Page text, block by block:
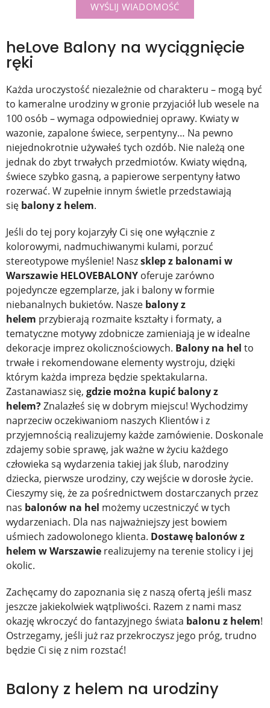
WYŚLIJ WIADOMOŚĆ
heLove Balony na wyciągnięcie
ręki
Każda uroczystość niezależnie od charakteru – mogą być
to kameralne urodziny w gronie przyjaciół lub wesele na
100 osób – wymaga odpowiedniej oprawy. Kwiaty w
wazonie, zapalone świece, serpentyny… Na pewno
niejednokrotnie używałeś tych ozdób. Nie należą one
jednak do zbyt trwałych przedmiotów. Kwiaty więdną,
świece szybko gasną, a papierowe serpentyny łatwo
rozerwać. W zupełnie innym świetle przedstawiają
się balony z helem.
Jeśli do tej pory kojarzyły Ci się one wyłącznie z
kolorowymi, nadmuchiwanymi kulami, porzuć
stereotypowe myślenie! Naszsklep z balonami w
Warszawie HELOVEBALONY oferuje zarówno
pojedyncze egzemplarze, jak i balony w formie
niebanalnych bukietów. Nasze balony z
helem przybierają rozmaite kształty i formaty, a
tematyczne motywy zdobnicze zamieniają je w idealne
dekoracje imprez okolicznościowych. Balony na hel to
trwałe i rekomendowane elementy wystroju, dzięki
którym każda impreza będzie spektakularna.
Zastanawiasz się, gdzie można kupić balony z
helem?Znalazłeś się w dobrym miejscu! Wychodzimy
naprzeciw oczekiwaniom naszych Klientów i z
przyjemnością realizujemy każde zamówienie. Doskonale
zdajemy sobie sprawę, jak ważne w życiu każdego
człowieka są wydarzenia takiej jak ślub, narodziny
dziecka, pierwsze urodziny, czy wejście w dorosłe życie.
Cieszymy się, że za pośrednictwem dostarczanych przez
nas balonów na hel możemy uczestniczyć w tych
wydarzeniach. Dla nas najważniejszy jest bowiem
uśmiech zadowolonego klienta. Dostawę balonów z
helem w Warszawie realizujemy na terenie stolicy i jej
okolic.
Zachęcamy do zapoznania się z naszą ofertą jeśli masz
jeszcze jakiekolwiek wątpliwości. Razem z nami masz
okazję wkroczyć do fantazyjnego świata balonu z helem!
Ostrzegamy, jeśli już raz przekroczysz jego próg, trudno
będzie Ci się z nim rozstać!
Balony z helem na urodziny